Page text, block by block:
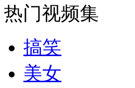
安徽一实载49人客车翻车
走！跟着总书记去植树
热门视频集
搞笑
美女